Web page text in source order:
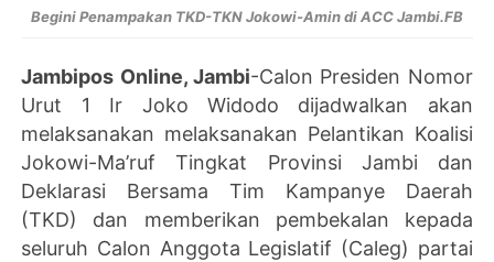
Begini Penampakan TKD-TKN Jokowi-Amin di ACC Jambi.FB
Jambipos Online, Jambi-Calon Presiden Nomor
Urut 1 Ir Joko Widodo dijadwalkan akan
melaksanakan melaksanakan Pelantikan Koalisi
Jokowi-Ma’ruf Tingkat Provinsi Jambi dan
Deklarasi Bersama Tim Kampanye Daerah
(TKD) dan memberikan pembekalan kepada
seluruh Calon Anggota Legislatif (Caleg) partai